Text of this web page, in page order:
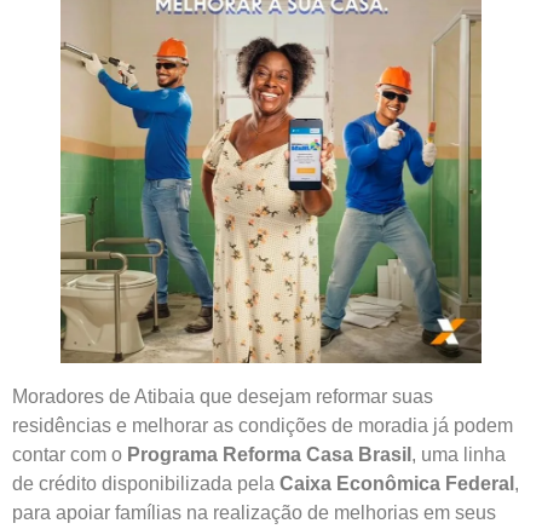
Moradores de Atibaia que desejam reformar suas
residências e melhorar as condições de moradia já podem
contar com o Programa Reforma Casa Brasil , uma linha
de crédito disponibilizada pela Caixa Econômica Federal ,
para apoiar famílias na realização de melhorias em seus